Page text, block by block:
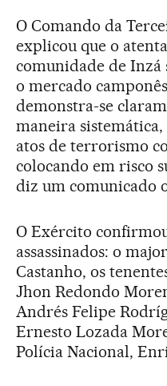
O Comando da
explicou que o
comunidade de
o mercado
demonstra-se
maneira
atos de terrorismo
colocando em risco
diz um comunicado
O Exército
assassinados: o
Castanho, os
Jhon Redondo
Andrés Felipe
Ernesto Lozada
Polícia Nacional,